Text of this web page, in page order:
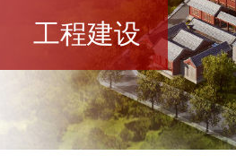
工程建设